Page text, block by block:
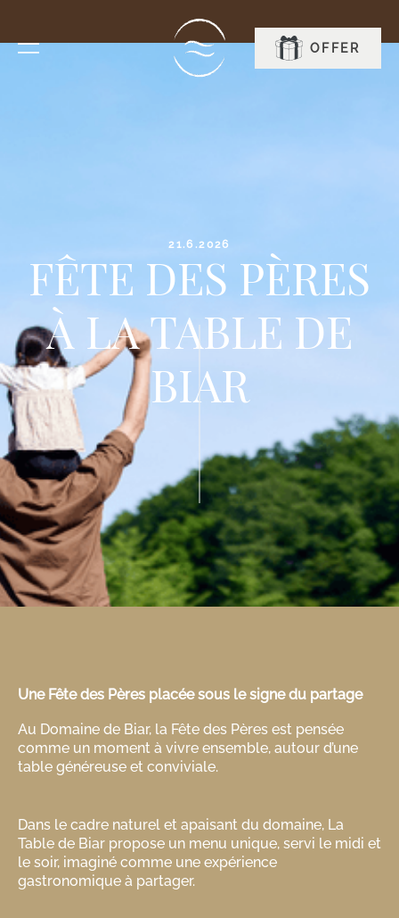
BOOK
OFFER
21.6.2026
FÊTE DES PÈRES
À LA TABLE DE
BIAR
Une Fête des Pères placée sous le signe du partage
Au Domaine de Biar, la Fête des Pères est pensée
comme un moment à vivre ensemble, autour d’une
table généreuse et conviviale.
Dans le cadre naturel et apaisant du domaine, La
Table de Biar propose un menu unique, servi le midi et
le soir, imaginé comme une expérience
gastronomique à partager.